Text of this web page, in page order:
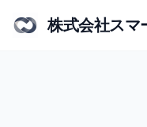
株式会社スマ